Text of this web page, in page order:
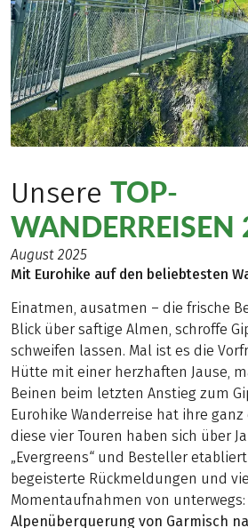
Unsere TOP-
WANDERREISEN
August 2025
Mit Eurohike auf den beliebtesten
Einatmen, ausatmen – die frische
Blick über saftige Almen, schroffe
schweifen lassen. Mal ist es die
Hütte mit einer herzhaften Jause,
Beinen beim letzten Anstieg zum
Eurohike Wanderreise hat ihre ganz
diese vier Touren haben sich über
„Evergreens“ und Besteller
begeisterte Rückmeldungen und
Momentaufnahmen von unterwegs:
Alpenüberquerung von Garmisch